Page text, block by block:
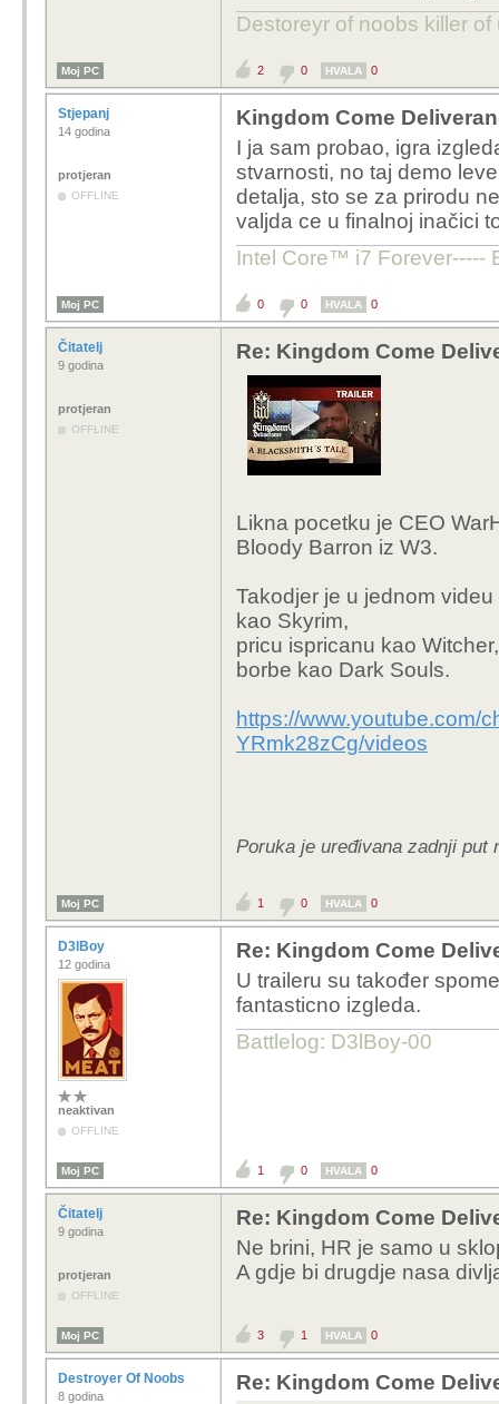
Destoreyr of noobs killer
Moj PC 2 0 HVALA 0
Stjepanj
14 godina
protjeran
OFFLINE
Kingdom Come
I ja sam probao, igra
stvarnosti, no taj demo
detalja, sto se za prirodu
valjda ce u finalnoj inačici
Intel Core™ i7 Forever-----
Moj PC 0 0 HVALA 0
Čitatelj
9 godina
protjeran
OFFLINE
Re: Kingdom Come
Likna pocetku je CEO
Bloody Barron iz W3.
Takodjer je u jednom
kao Skyrim,
pricu ispricanu kao
borbe kao Dark Souls.
https://www.youtube.com/
YRmk28zCg/videos
Poruka je uređivana zadnji put
Moj PC 1 0 HVALA 0
D3lBoy
12 godina
neaktivan
OFFLINE
Re: Kingdom Come
U traileru su također
fantasticno izgleda.
Battlelog: D3lBoy-00
Moj PC 1 0 HVALA 0
Čitatelj
9 godina
protjeran
OFFLINE
Re: Kingdom Come
Ne brini, HR je samo u
A gdje bi drugdje nasa
Moj PC 3 1 HVALA 0
Destroyer Of Noobs
8 godina
Re: Kingdom Come